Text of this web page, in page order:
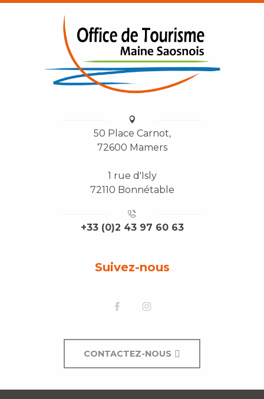
50 Place Carnot,
72600 Mamers
1 rue d'Isly
72110 Bonnétable
+33 (0)2 43 97 60 63
Suivez-nous
CONTACTEZ-NOUS